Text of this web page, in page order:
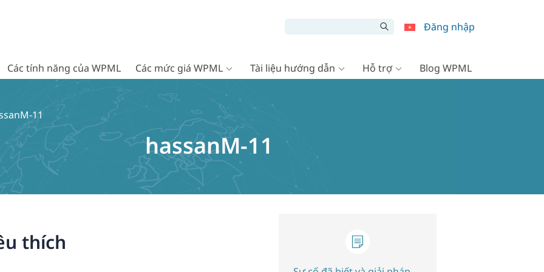
Đăng nhập
Các tính năng của WPML Các mức giá WPML Tài liệu hướng dẫn Hỗ trợ Blog WPML
11
hassanM-11
thích